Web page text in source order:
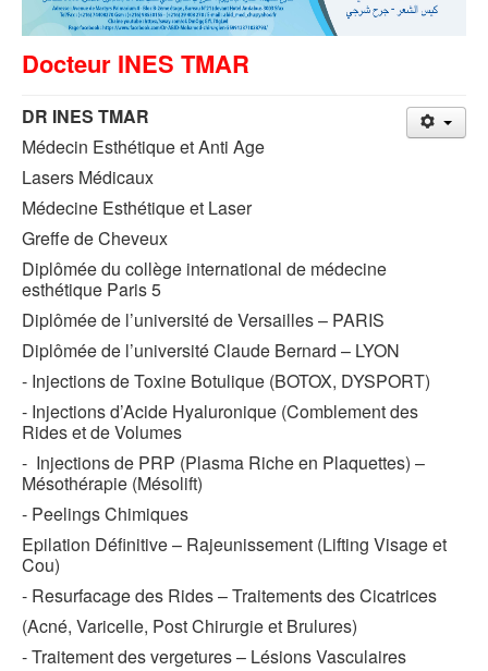
Docteur INES TMAR
DR INES TMAR
Médecin Esthétique et Anti Age
Lasers Médicaux
Médecine Esthétique et Laser
Greffe de Cheveux
Diplômée du collège international de médecine
esthétique Paris 5
Diplômée de l’université de Versailles – PARIS
Diplômée de l’université Claude Bernard – LYON
- Injections de Toxine Botulique (BOTOX, DYSPORT)
- Injections d’Acide Hyaluronique (Comblement des
Rides et de Volumes
- Injections de PRP (Plasma Riche en Plaquettes) –
Mésothérapie (Mésolift)
- Peelings Chimiques
Epilation Définitive – Rajeunissement (Lifting Visage et
Cou)
- Resurfacage des Rides – Traitements des Cicatrices
(Acné, Varicelle, Post Chirurgie et Brulures)
- Traitement des vergetures – Lésions Vasculaires